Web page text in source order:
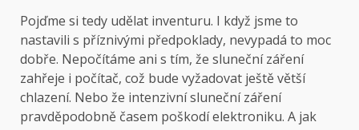
Pojďme si tedy udělat inventuru. I když jsme to
nastavili s příznivými předpoklady, nevypadá to moc
dobře. Nepočítáme ani s tím, že sluneční záření
zahřeje i počítač, což bude vyžadovat ještě větší
chlazení. Nebo že intenzivní sluneční záření
pravděpodobně časem poškodí elektroniku. A jak